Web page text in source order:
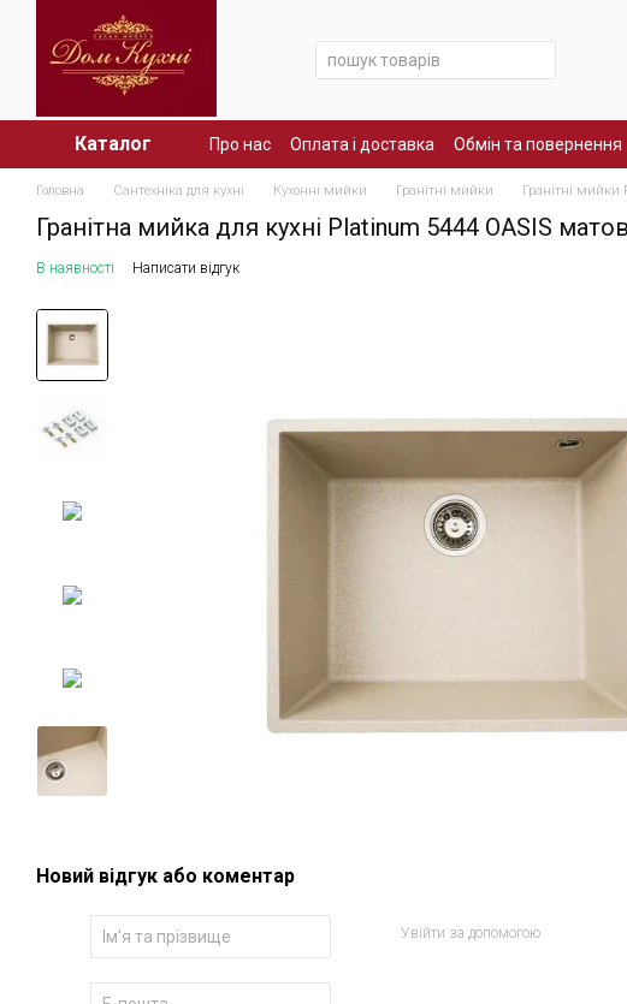
Перейти до основного контенту
Каталог Про нас Оплата і доставка Обмін та повернення
Головна Сантехніка для кухні Кухонні мийки Гранітні мийки Гранітні мийки
Гранітна мийка для кухні Platinum 5444 OASIS
В наявності Написати відгук
Новий відгук або коментар
Увійти за допомогою